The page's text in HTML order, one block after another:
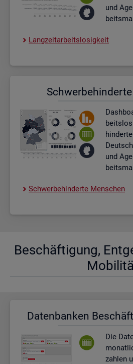
und
Lang­zeit­ar­beits­lo­sig­keit
und
Schwer­be­hin­der­te Men­schen
Be­schäf­ti­gung,
Da­ten­ban­ken
Die
zah­len